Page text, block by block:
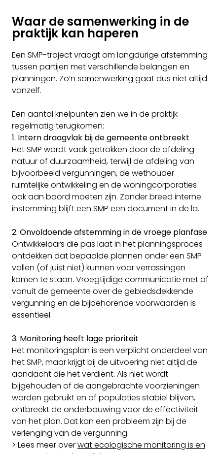
Waar de samenwerking in de
praktijk kan haperen
Een SMP-traject vraagt om langdurige afstemming
tussen partijen met verschillende belangen en
planningen. Zo’n samenwerking gaat dus niet altijd
vanzelf.
Een aantal knelpunten zien we in de praktijk
regelmatig terugkomen:
1. Intern draagvlak bij de gemeente ontbreekt
Het SMP wordt vaak getrokken door de afdeling
natuur of duurzaamheid, terwijl de afdeling van
bijvoorbeeld vergunningen, de wethouder
ruimtelijke ontwikkeling en de woningcorporaties
ook aan boord moeten zijn. Zonder breed interne
instemming blijft een SMP een document in de la.
2. Onvoldoende afstemming in de vroege planfase
Ontwikkelaars die pas laat in het planningsproces
ontdekken dat bepaalde plannen onder een SMP
vallen (of juist niet) kunnen voor verrassingen
komen te staan. Vroegtijdige communicatie met of
vanuit de gemeente over de gebiedsdekkende
vergunning en de bijbehorende voorwaarden is
essentieel.
3. Monitoring heeft lage prioriteit
Het monitoringsplan is een verplicht onderdeel van
het SMP, maar krijgt bij de uitvoering niet altijd de
aandacht die het verdient. Als niet wordt
bijgehouden of de aangebrachte voorzieningen
worden gebruikt en of populaties stabiel blijven,
ontbreekt de onderbouwing voor de effectiviteit
van het plan. Dat kan een probleem zijn bij de
verlenging van de vergunning.
> Lees meer overwat ecologische monitoring is en